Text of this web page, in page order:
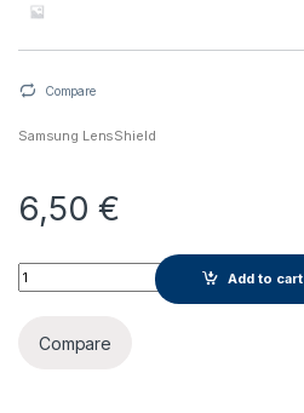
Compare
Samsung LensShield
6,50€
Kaljeno za kameru Samsung s10+ quantity
Add to cart
Compare